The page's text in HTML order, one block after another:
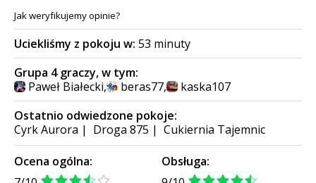
Jak weryfikujemy opinie?
Uciekliśmy z pokoju w: 53 minuty
Grupa 4 graczy, w tym:
Paweł Białecki, beras77,
kaska107
Ostatnio odwiedzone pokoje:
Cyrk Aurora | Droga 875 | Cukiernia Tajemnic
Ocena ogólna:
Obsługa: